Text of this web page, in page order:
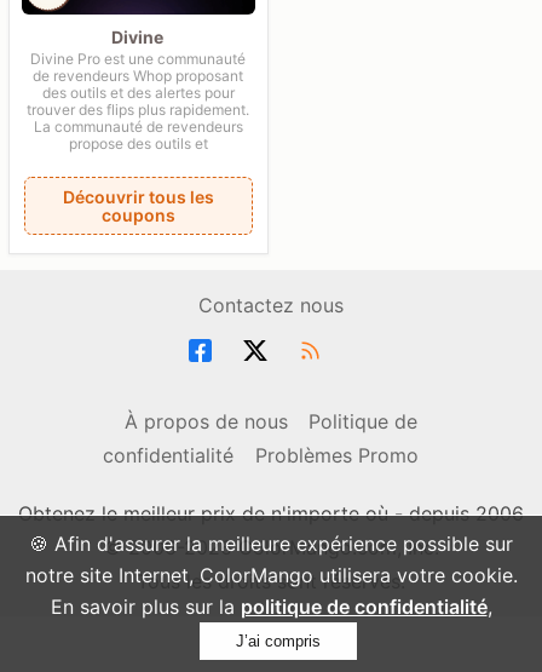
🍪 Afin d'assurer la meilleure expérience possible sur
notre site Internet, ColorMango utilisera votre cookie.
En savoir plus sur la politique de confidentialité,
J’ai compris
Divine
Divine Pro est une communauté
de revendeurs Whop proposant
des outils et des alertes pour
trouver des flips plus rapidement.
La communauté de revendeurs
propose des outils et
Découvrir tous les
coupons
Contactez nous
À propos de nous
Politique de
confidentialité
Problèmes Promo
Obtenez le meilleur prix de n'importe où - depuis 2006
© 2006-2026 ColorMango.com, Inc.
Tous les droits sont réservés.